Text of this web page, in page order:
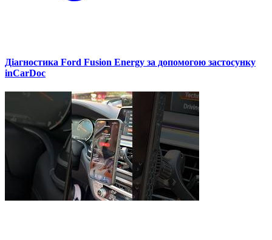
Діагностика Ford Fusion Energy за допомогою застосунку
inCarDoc